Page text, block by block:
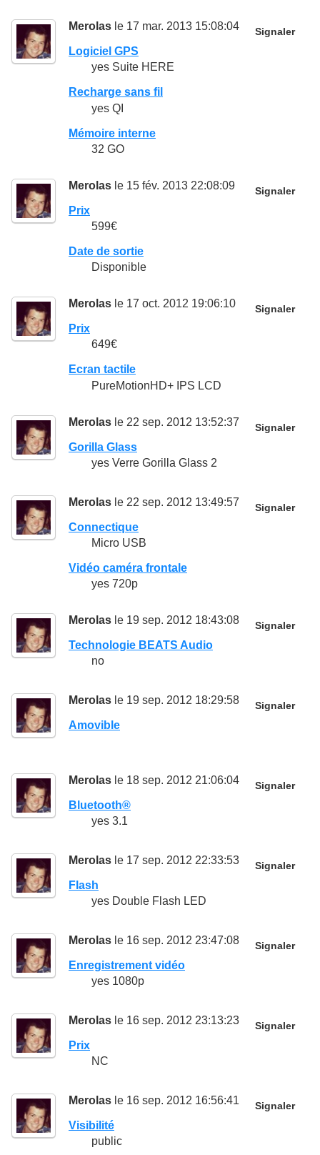
Merolas le 17 mar. 2013 15:08:04 Signaler
Logiciel GPS
yes Suite HERE
Recharge sans fil
yes QI
Mémoire interne
32 GO
Merolas le 15 fév. 2013 22:08:09 Signaler
Prix
599€
Date de sortie
Disponible
Merolas le 17 oct. 2012 19:06:10 Signaler
Prix
649€
Ecran tactile
PureMotionHD+ IPS LCD
Merolas le 22 sep. 2012 13:52:37 Signaler
Gorilla Glass
yes Verre Gorilla Glass 2
Merolas le 22 sep. 2012 13:49:57 Signaler
Connectique
Micro USB
Vidéo caméra frontale
yes 720p
Merolas le 19 sep. 2012 18:43:08 Signaler
Technologie BEATS Audio
no
Merolas le 19 sep. 2012 18:29:58 Signaler
Amovible
Merolas le 18 sep. 2012 21:06:04 Signaler
Bluetooth®
yes 3.1
Merolas le 17 sep. 2012 22:33:53 Signaler
Flash
yes Double Flash LED
Merolas le 16 sep. 2012 23:47:08 Signaler
Enregistrement vidéo
yes 1080p
Merolas le 16 sep. 2012 23:13:23 Signaler
Prix
NC
Merolas le 16 sep. 2012 16:56:41 Signaler
Visibilité
public